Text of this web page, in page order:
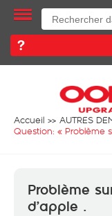
Accueil
AUTRES
Question: « Problème
Problème
d’apple .